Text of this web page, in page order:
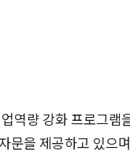
역량 강화 프로그램
문을 제공하고 있으